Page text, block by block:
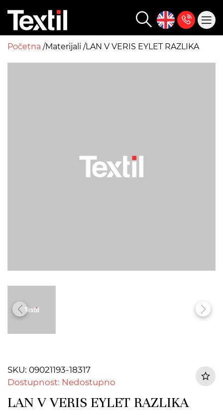
Početna Materijali LAN V VERIS EYLET RAZLIKA
SKU: 09021193-18317
Dostupnost: Nedostupno
LAN V VERIS EYLET RAZLIKA